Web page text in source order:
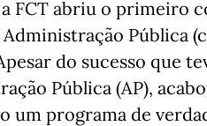
FCT abriu o primeiro
Pública
do sucesso que
Pública (AP),
um programa de